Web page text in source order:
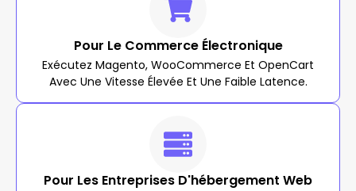
Pour Le Commerce Électronique
Exécutez Magento, WooCommerce Et OpenCart
Avec Une Vitesse Élevée Et Une Faible Latence.
Pour Les Entreprises D'hébergement Web